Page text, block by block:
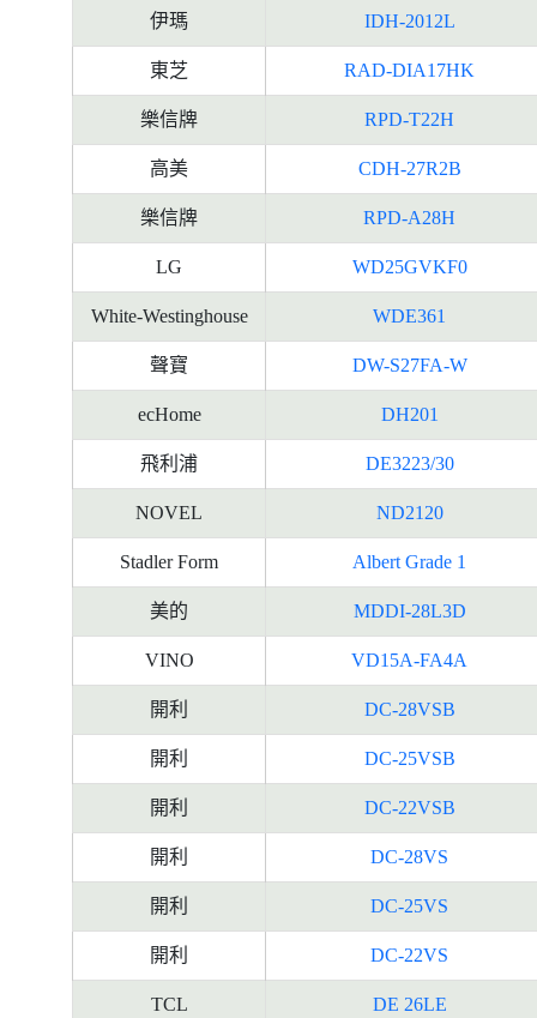
伊瑪 IDH-2012L
東芝 RAD-DIA17HK
樂信牌 RPD-T22H
高美 CDH-27R2B
樂信牌 RPD-A28H
LG WD25GVKF0
White-Westinghouse WDE361
聲寶 DW-S27FA-W
ecHome DH201
飛利浦 DE3223/30
NOVEL ND2120
Stadler Form Albert Grade 1
美的 MDDI-28L3D
VINO VD15A-FA4A
開利 DC-28VSB
開利 DC-25VSB
開利 DC-22VSB
開利 DC-28VS
開利 DC-25VS
開利 DC-22VS
TCL DE 26LE